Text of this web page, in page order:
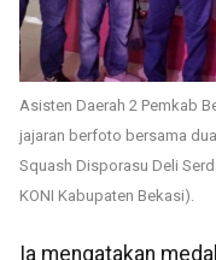
Asisten Daerah 2 Pemkab
jajaran berfoto bersama
Squash Disporasu Deli
KONI Kabupaten Bekasi).
Ia mengatakan